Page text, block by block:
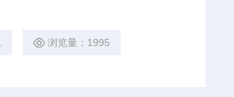
浏览量：1995